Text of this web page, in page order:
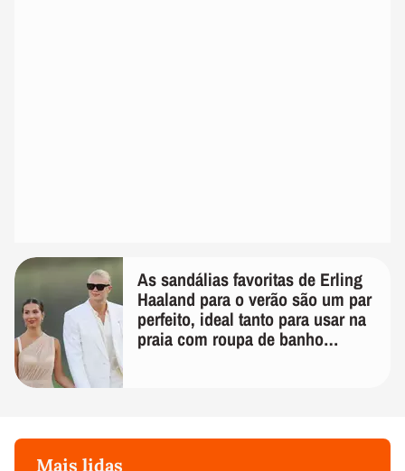
As sandálias favoritas de Erling
Haaland para o verão são um par
perfeito, ideal tanto para usar na
praia com roupa de banho
Mais lidas